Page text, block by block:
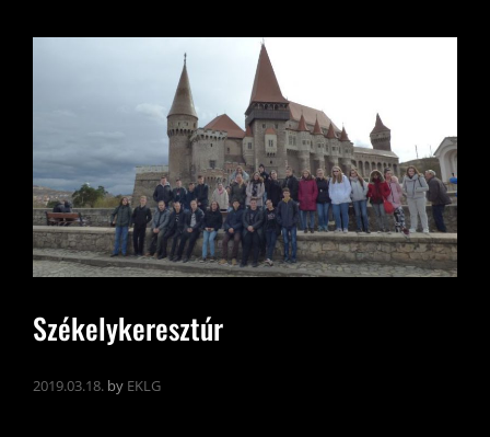
Székelykeresztúr
2019.03.18. by EKLG